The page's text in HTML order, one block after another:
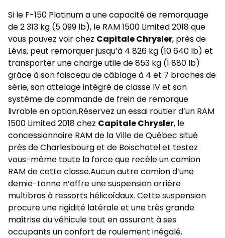
Si le F-150 Platinum a une capacité de remorquage
de 2 313 kg (5 099 lb), le RAM 1500 Limited 2018que
vous pouvez voir chez Capitale Chrysler, près de
Lévis, peut remorquer jusqu’à 4 826 kg (10 640 lb) et
transporter une charge utile de 853 kg (1 880 lb)
grâce à son faisceau de câblage à 4 et 7 broches de
série, son attelage intégré de classe IV et son
système de commande de frein de remorque
livrable en option.Réservez un essai routier d’un RAM
1500 Limited 2018 chez Capitale Chrysler, le
concessionnaire RAMde la Ville de Québec situé
près de Charlesbourg et de Boischatel et testez
vous-même toute la force que recèle un camion
RAM de cette classe.Aucun autre camion d’une
demie-tonne n’offre une suspension arrière
multibras à ressorts hélicoïdaux. Cette suspension
procure une rigidité latérale et une très grande
maîtrise du véhicule tout en assurant à ses
occupants un confort de roulement inégalé.